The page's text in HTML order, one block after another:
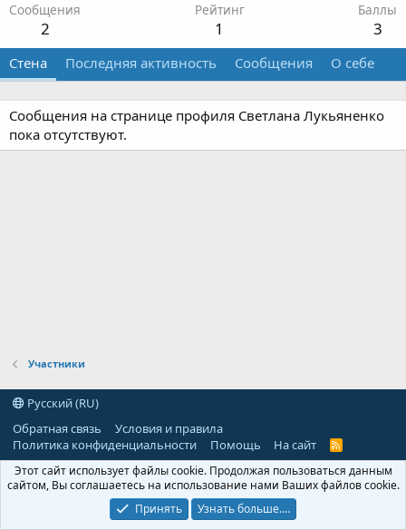
Сообщения
2
Рейтинг
1
Баллы
3
Стена Последняя активность Сообщения О себе
Сообщения на странице профиля Светлана Лукьяненко
пока отсутствуют.
Участники
Русский (RU)
Обратная связь
Условия и правила
Политика конфиденциальности
Помощь На сайт
R
S
Этот сайт использует файлы cookie. Продолжая пользоваться данным
сайтом, Вы соглашаетесь на использование нами Ваших файлов cookie.
Принять
Узнать больше.…